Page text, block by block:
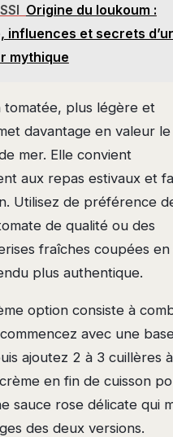
Origine du loukoum :
influences et secrets
mythique
tomatée, plus légère et
davantage en valeur
mer. Elle convient
aux repas estivaux et
Utilisez de préférence
de qualité ou des
fraîches coupées
plus authentique.
option consiste à
avec une
ajoutez 2 à 3 cuillères à
en fin de cuisson
sauce rose délicate qui
des deux versions.